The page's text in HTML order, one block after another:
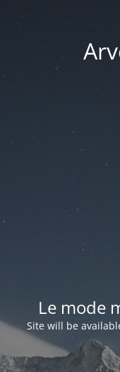
Le mode
Site will be